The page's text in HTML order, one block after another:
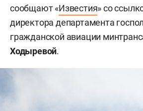
сообщают «Известия» со
директора департамента
гражданской авиации
Ходыревой.